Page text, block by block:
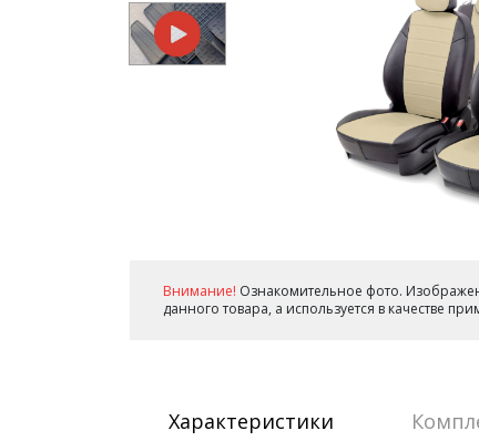
Внимание! Ознакомительное фото.
данного товара, а используется в качестве
Характеристики